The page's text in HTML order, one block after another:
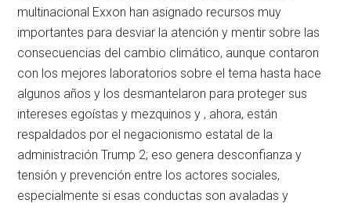
multinacional Exxon han asignado recursos muy
importantes para desviar la atención y mentir sobre las
consecuencias del cambio climático, aunque contaron
con los mejores laboratorios sobre el tema hasta hace
algunos años y los desmantelaron para proteger sus
intereses egoístas y mezquinos y , ahora, están
respaldados por el negacionismo estatal de la
administración Trump 2; eso genera desconfianza y
tensión y prevención entre los actores sociales,
especialmente si esas conductas son avaladas y